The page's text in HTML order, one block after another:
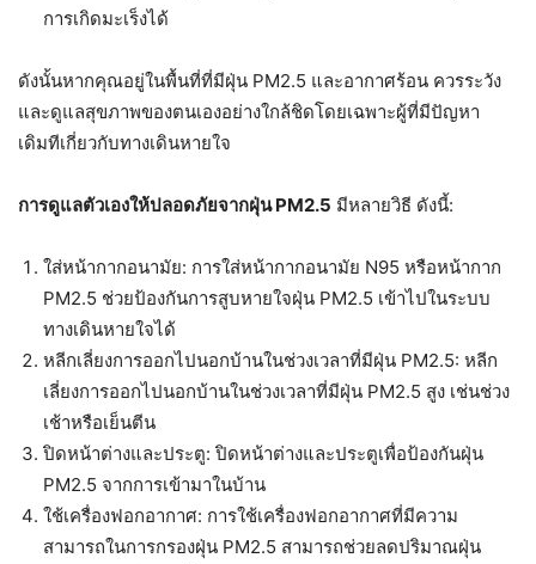
การเกิดมะเร็งได้
ดังนั้นหากคุณอยู่ในพื้นที่ที่มีฝุ่น PM2.5 และอากาศร้อน ควรระวัง
และดูแลสุขภาพของตนเองอย่างใกล้ชิดโดยเฉพาะผู้ที่มีปัญหา
เดิมทีเกี่ยวกับทางเดินหายใจ
การดูแลตัวเองให้ปลอดภัยจากฝุ่น PM2.5 มีหลายวิธี ดังนี้:
ใส่หน้ากากอนามัย: การใส่หน้ากากอนามัย N95 หรือหน้ากาก
PM2.5 ช่วยป้องกันการสูบหายใจฝุ่น PM2.5 เข้าไปในระบบ
ทางเดินหายใจได้
หลีกเลี่ยงการออกไปนอกบ้านในช่วงเวลาที่มีฝุ่น PM2.5: หลีก
เลี่ยงการออกไปนอกบ้านในช่วงเวลาที่มีฝุ่น PM2.5 สูง เช่นช่วง
เช้าหรือเย็นตีน
ปิดหน้าต่างและประตู: ปิดหน้าต่างและประตูเพื่อป้องกันฝุ่น
PM2.5 จากการเข้ามาในบ้าน
ใช้เครื่องฟอกอากาศ: การใช้เครื่องฟอกอากาศที่มีความ
สามารถในการกรองฝุ่น PM2.5 สามารถช่วยลดปริมาณฝุ่น